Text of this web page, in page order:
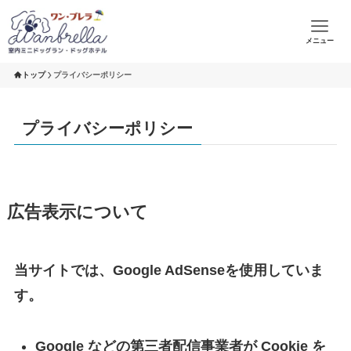
メニュー
トップ プライバシーポリシー
プライバシーポリシー
広告表示について
当サイトでは、Google AdSenseを使用していま
す。
Google などの第三者配信事業者が Cookie を